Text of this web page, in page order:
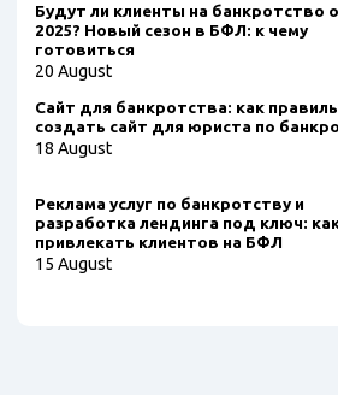
Будут ли клиенты на банкротство
2025? Новый сезон в БФЛ: к чему
готовиться
20 August
Сайт для банкротства: как
создать сайт для юриста по
18 August
Реклама услуг по банкротству и
разработка лендинга под ключ:
привлекать клиентов на БФЛ
15 August